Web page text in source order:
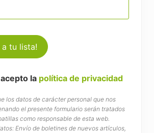
la política de privacidad
los datos de carácter personal que nos
el presente formulario serán tratados
como responsable de esta web.
Envío de boletines de nuevos artículos,